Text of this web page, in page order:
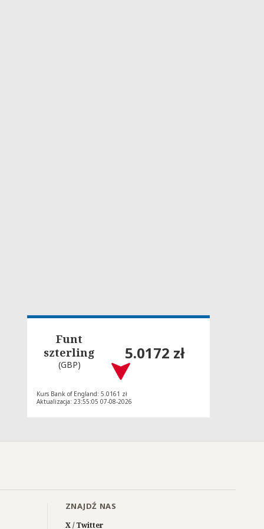
Funt
szterling
(GBP)
5.0172 zł
Kurs Bank of England: 5.0161 zł
Aktualizacja: 23:55:05 07-08-2026
ZNAJDŹ NAS
X / Twitter